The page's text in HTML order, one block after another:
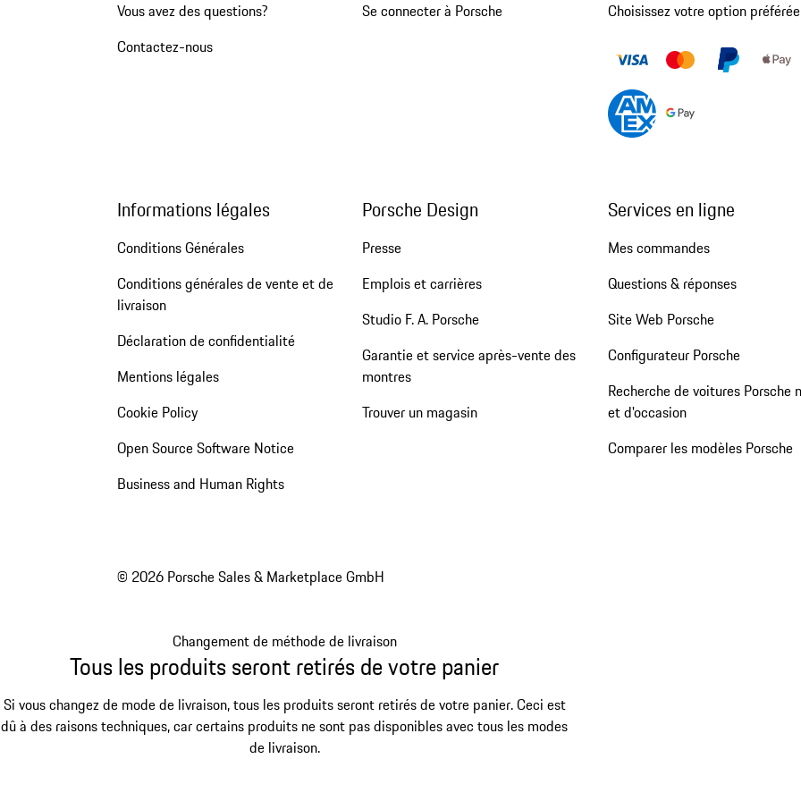
Vous avez des questions?
Contactez-nous
Se connecter à Porsche Choisissez votre option préférée
Informations légales
Conditions Générales
Conditions générales de vente et de
livraison
Déclaration de confidentialité
Mentions légales
Cookie Policy
Open Source Software Notice
Business and Human Rights
Porsche Design
Presse
Emplois et carrières
Studio F. A. Porsche
Garantie et service après-vente des
montres
Trouver un magasin
Services en ligne
Mes commandes
Questions & réponses
Site Web Porsche
Configurateur Porsche
Recherche de voitures Porsche
et d'occasion
Comparer les modèles Porsche
© 2026 Porsche Sales & Marketplace GmbH
Changement de méthode de livraison
Tous les produits seront retirés de votre panier
Si vous changez de mode de livraison, tous les produits seront retirés de votre panier. Ceci est
dû à des raisons techniques, car certains produits ne sont pas disponibles avec tous les modes
de livraison.